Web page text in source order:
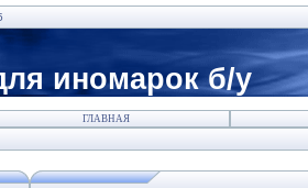
иномарок б/у
ГЛАВНАЯ